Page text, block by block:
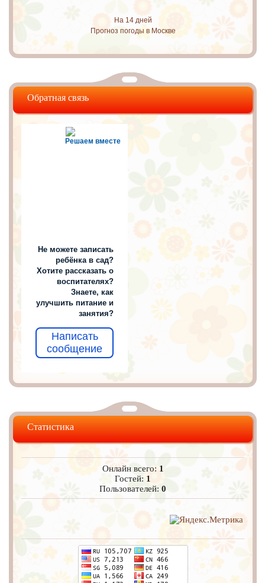
На 14 дней
Прогноз погоды в Москве
Обратная связь
Решаем вместе
Не можете записать
ребёнка в сад?
Хотите рассказать о
воспитателях?
Знаете, как
улучшить питание и
занятия?
Написать
сообщение
Статистика
Онлайн всего: 1
Гостей: 1
Пользователей:0